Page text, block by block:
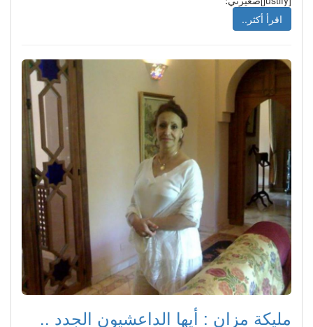
اقرأ أكثر..
مليكة مزان : أيها الداعشيون الجدد ..